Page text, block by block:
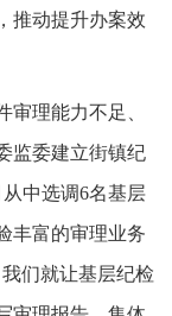
推动提升办案效
审理能力不足、
监委建立街镇纪
中选调6名基层
丰富的审理业务
们就让基层纪检